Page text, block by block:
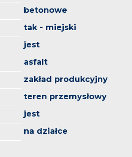
betonowe
tak - miejski
jest
asfalt
zakład produkcyjny
teren przemysłowy
jest
na działce